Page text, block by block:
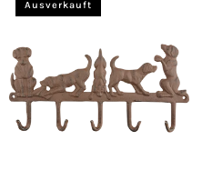
Ausverkauft